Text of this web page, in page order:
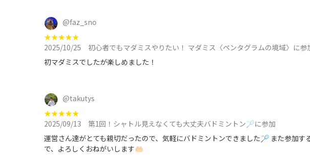
@faz_sno
★★★★★
2025/10/25
初心者でもマダミスやりたい！ マダミス〈ペンタグラムの境域〉に参
初マダミスでしたが楽しめました！
@takutys
★★★★★
2025/09/13
第1回！シャトル見えなくても大丈夫バドミントン🏸に参加
運営さん達がとても親切だったので、気軽にバドミントンできました🏸 また参加す
で、よろしくおねがいします🤲🏻